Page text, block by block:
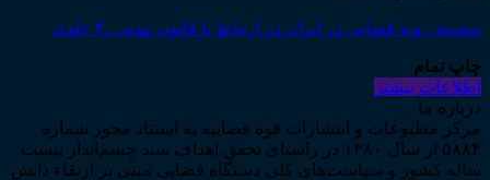
پیشینه رویه قضایی در ایران در ارتباط با قانون مدنی ـ۴ جلدی
چاپ تمام
اطلاعات بیشتر
درباره ما
مرکز مطبوعات و انتشارات قوه قضاییه به استناد مجوز شماره
۵۸۸۴ از سال ۱۳۸۰ در راستای تحقق اهداف سند چشم‌انداز بیست
ساله کشور و سیاست‌های کلی دستگاه قضایی مبنی بر ارتقاء دانش